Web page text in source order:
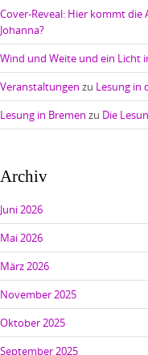
Cover-Reveal: Hier kommt die
Johanna?
Wind und Weite und ein Licht
Veranstaltungen zu Lesung in
Lesung in Bremen zu Die
Archiv
Juni 2026
Mai 2026
März 2026
November 2025
Oktober 2025
September 2025